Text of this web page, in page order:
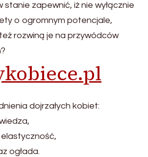
stanie zapewnić, iż nie wyłącznie
o ogromnym potencjale,
rozwiną je na przywódców
dojrzałych kobiet:
ogłada.